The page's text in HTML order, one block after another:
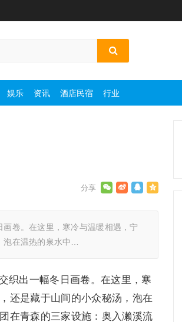
娱乐 资讯 酒店民宿 行业
卷。在这里，寒冷与温暖相遇，宁
在温热的泉水中…
织出一幅冬日画卷。在这里，寒
还是藏于山间的小众秘汤，泡在
在青森的三家设施：奥入濑溪流